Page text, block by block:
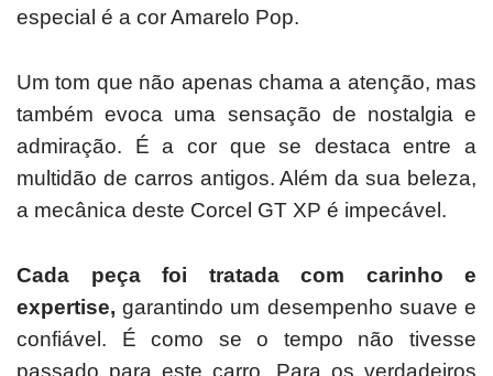
especial é a cor Amarelo Pop.
Um tom que não apenas chama a atenção, mas
também evoca uma sensação de nostalgia e
admiração. É a cor que se destaca entre a
multidão de carros antigos.Além da sua beleza,
a mecânica deste Corcel GT XP é impecável.
Cada peça foi tratada com carinho e
expertise, garantindo um desempenho suave e
confiável. É como se o tempo não tivesse
passado para este carro. Para os verdadeiros